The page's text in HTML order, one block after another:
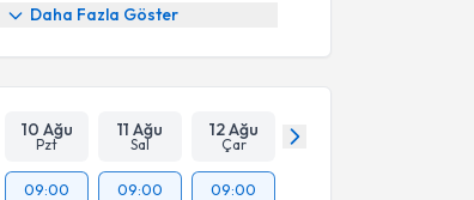
Daha Fazla Göster
10 Ağu
Pzt
11 Ağu
Sal
12 Ağu
Çar
09:00
09:00
09:00